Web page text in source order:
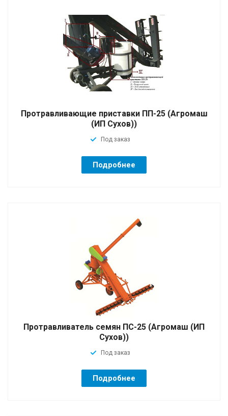
Протравливающие приставки ПП-25 (Агромаш
(ИП Сухов))
Под заказ
Подробнее
Протравливатель семян ПС-25 (Агромаш (ИП
Сухов))
Под заказ
Подробнее